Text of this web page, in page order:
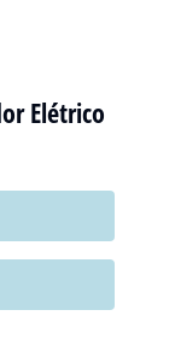
Elétrico